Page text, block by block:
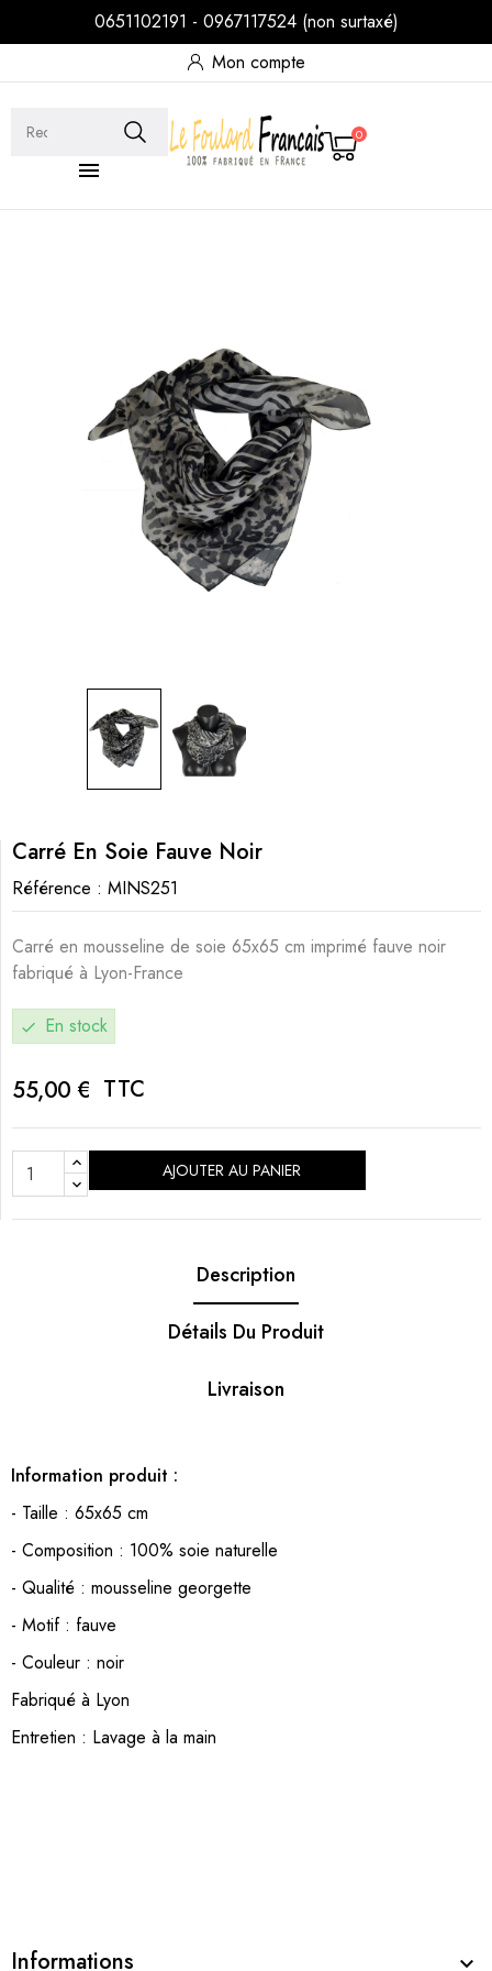
0651102191 - 0967117524 (non surtaxé)
Mon compte

0
Carré En Soie Fauve Noir
Référence : MINS251
Carré en mousseline de soie 65x65 cm imprimé fauve noir
fabriqué à Lyon-France
check En stock
55,00 € TTC
AJOUTER AU PANIER
Description
Détails Du Produit
Livraison
Information produit :
- Taille : 65x65 cm
- Composition : 100% soie naturelle
- Qualité : mousseline georgette
- Motif : fauve
- Couleur : noir
Fabriqué à Lyon
Entretien : Lavage à la main
Informations 